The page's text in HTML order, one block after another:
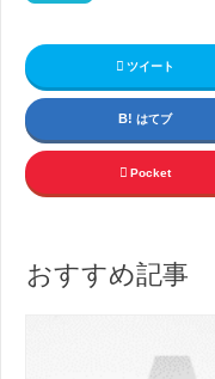
ツイート
はてブ
Pocket
おすすめ記事